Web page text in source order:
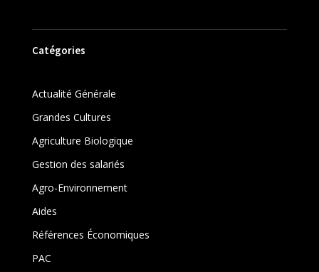
Catégories
Actualité Générale
Grandes Cultures
Agriculture Biologique
Gestion des salariés
Agro-Environnement
Aides
Références Économiques
PAC